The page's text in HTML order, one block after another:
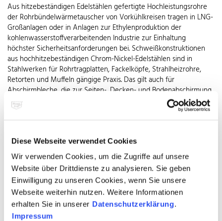
Diese Webseite verwendet Cookies
Wir verwenden Cookies, um die Zugriffe auf unsere
Website über Drittdienste zu analysieren. Sie geben
Einwilligung zu unseren Cookies, wenn Sie unsere
Webseite weiterhin nutzen. Weitere Informationen
erhalten Sie in unserer Datenschutzerklärung.
Impressum
Aus hitzebeständigen Edelstählen gefertigte Hochleistungsrohre
der Rohrbündelwärmetauscher von Vorkühlkreisen tragen in LNG-
Großanlagen oder in Anlagen zur Ethylenproduktion der
kohlenwasserstoffverarbeitenden Industrie zur Einhaltung
höchster Sicherheitsanforderungen bei. Schweißkonstruktionen
aus hochhitzebeständigen Chrom-Nickel-Edelstählen sind in
Stahlwerken für Rohrtragplatten, Fackelköpfe, Strahlheizrohre,
Retorten und Muffeln gängige Praxis. Das gilt auch für
Abschirmbleche, die zur Seiten-, Decken- und Bodenabschirmung
der bis zu 2.800 Grad Celsius heißen Hochtemperaturöfen
eingesetzt werden. Sie müssen nicht nur hitzefest, sondern auch
besonders formstabil sein.
Etabliert vom
Dampferzeuger bis zum
Reaktionskessel